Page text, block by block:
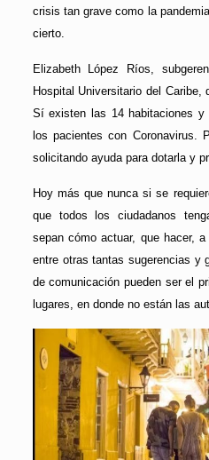
crisis tan grave como la
cierto.
Elizabeth López Ríos,
Hospital Universitario del Caribe,
Sí existen las 14 habitaciones
los pacientes con Coronavirus.
solicitando ayuda para dotarla y
Hoy más que nunca si se
que todos los ciudadanos
sepan cómo actuar, que hacer,
entre otras tantas sugerencias y
de comunicación pueden ser el
lugares, en donde no están las